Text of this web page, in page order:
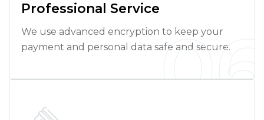
Professional Service
We use advanced encryption to keep your
payment and personal data safe and secure.